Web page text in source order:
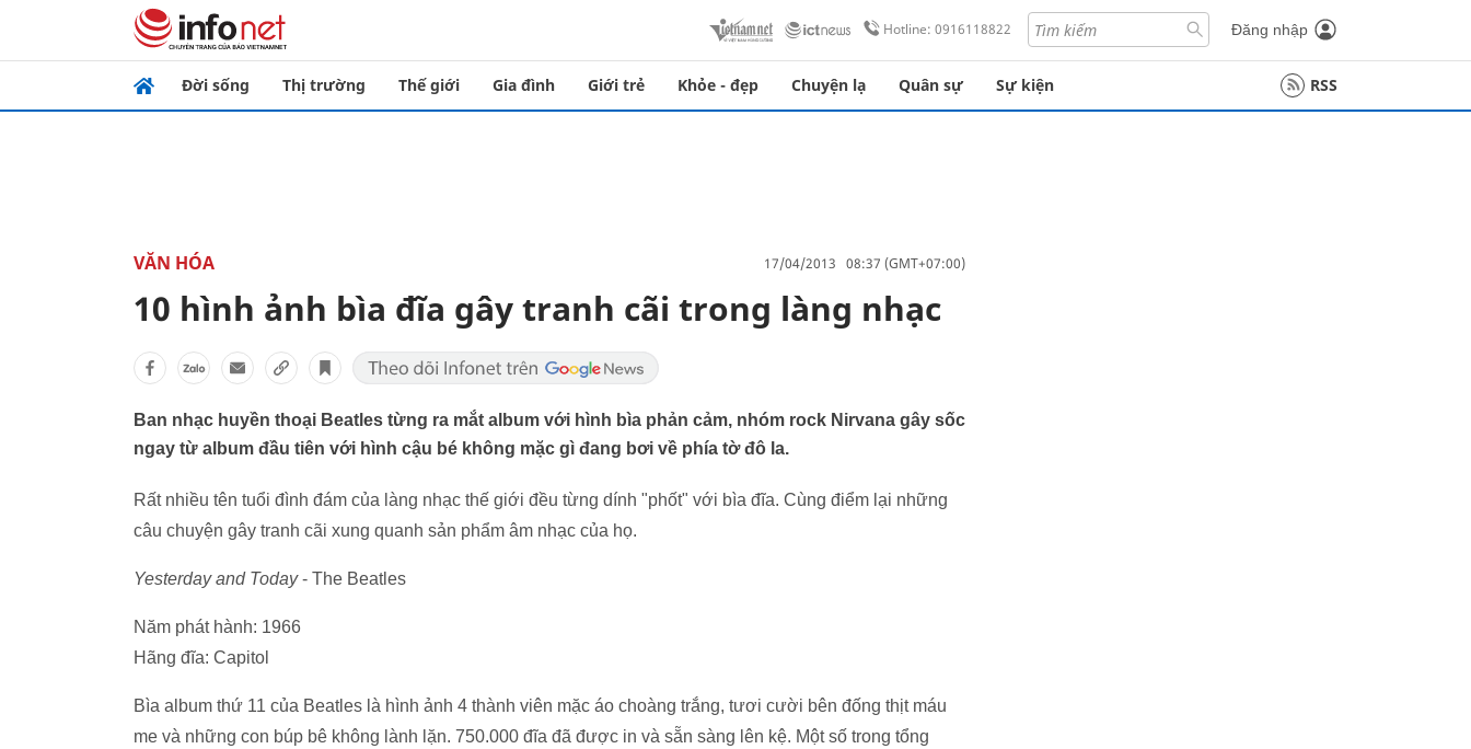
Hotline: 0916118822 Đăng nhập
Đời sống Thị trường Thế giới Gia đình Giới trẻ Khỏe - đẹp Chuyện lạ Quân sự Sự kiện RSS
VĂN HÓA 17/04/2013 08:37 (GMT+07:00)
10 hình ảnh bìa đĩa gây tranh cãi trong làng nhạc
Ban nhạc huyền thoại Beatles từng ra mắt album với hình bìa phản cảm, nhóm rock Nirvana gây sốc
ngay từ album đầu tiên với hình cậu bé không mặc gì đang bơi về phía tờ đô la.
Rất nhiều tên tuổi đình đám của làng nhạc thế giới đều từng dính "phốt" với bìa đĩa. Cùng điểm lại những
câu chuyện gây tranh cãi xung quanh sản phẩm âm nhạc của họ.
Yesterday and Today- The Beatles
Năm phát hành: 1966
Hãng đĩa: Capitol
Bìa album thứ 11 của Beatles là hình ảnh 4 thành viên mặc áo choàng trắng, tươi cười bên đống thịt máu
me và những con búp bê không lành lặn. 750.000 đĩa đã được in và sẵn sàng lên kệ. Một số trong tổng